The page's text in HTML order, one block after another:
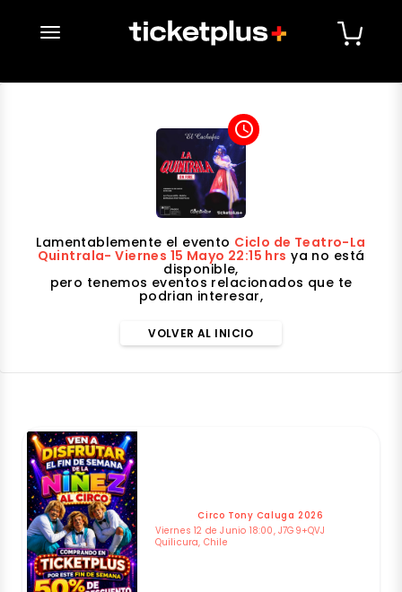
desplegar navegación
access_time
Lamentablemente el evento Ciclo de Teatro-La
Quintrala- Viernes 15 Mayo 22:15 hrs ya no está
disponible,
pero tenemos eventos relacionados que te
podrian interesar,
VOLVER AL INICIO
Circo Tony Caluga 2026
Viernes 12 de Junio 18:00, J7G9+QVJ
Quilicura, Chile